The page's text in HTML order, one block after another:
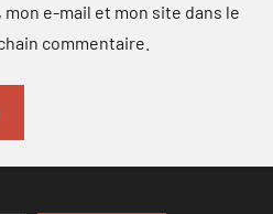
e-mail et mon site dans le
commentaire.